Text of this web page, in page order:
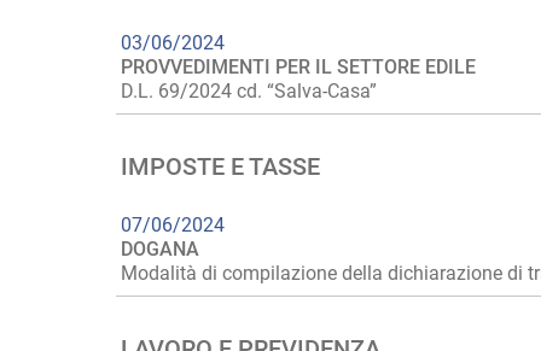
03/06/2024
PROVVEDIMENTI PER IL SETTORE EDILE
D.L. 69/2024 cd. “Salva-Casa”
IMPOSTE E TASSE
07/06/2024
DOGANA
Modalità di compilazione della dichiarazione di